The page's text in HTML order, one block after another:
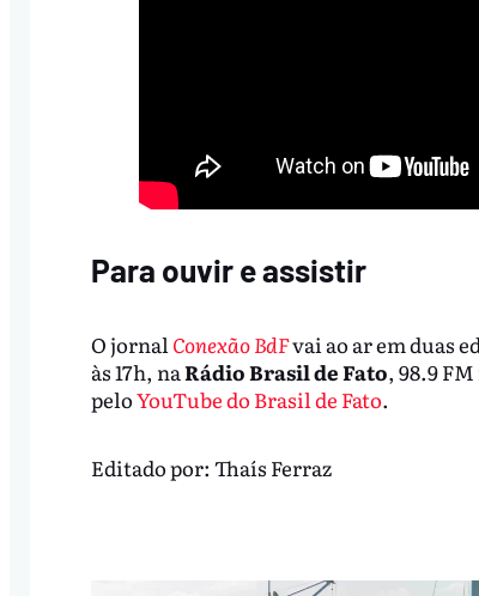
Para ouvir e assistir
O jornalConexão BdFvai ao ar em duas
às 17h, naRádio Brasil de Fato, 98.9
peloYouTube do Brasil de Fato.
Editado por: Thaís Ferraz